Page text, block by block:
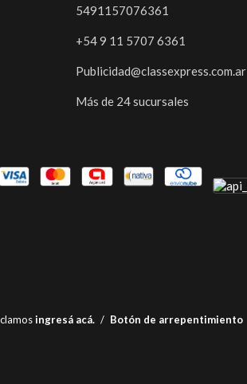
5491157076361
+54 9 11 5707 6361
Publicidad@classexpress.com.ar
Más de 24 sucursales
ingresá acá. / Botón de arrepentimiento